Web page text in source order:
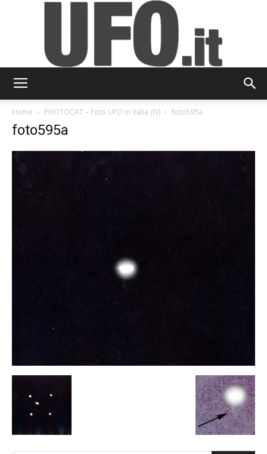
Home PHOTOCAT – Foto UFO in italia (IV) foto595a
foto595a